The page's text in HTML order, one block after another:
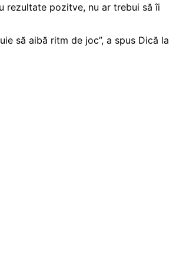
rezultate pozitve, nu ar trebui să îi
să aibă ritm de joc”, a spus Dică la